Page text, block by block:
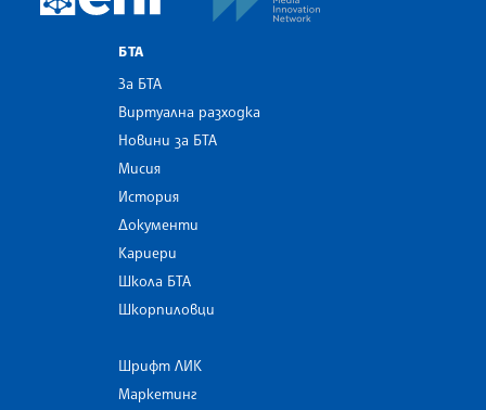
БТА
За БТА
Виртуална разходка
Новини за БТА
Мисия
История
Документи
Кариери
Школа БТА
Шкорпиловци
Шрифт ЛИК
Маркетинг